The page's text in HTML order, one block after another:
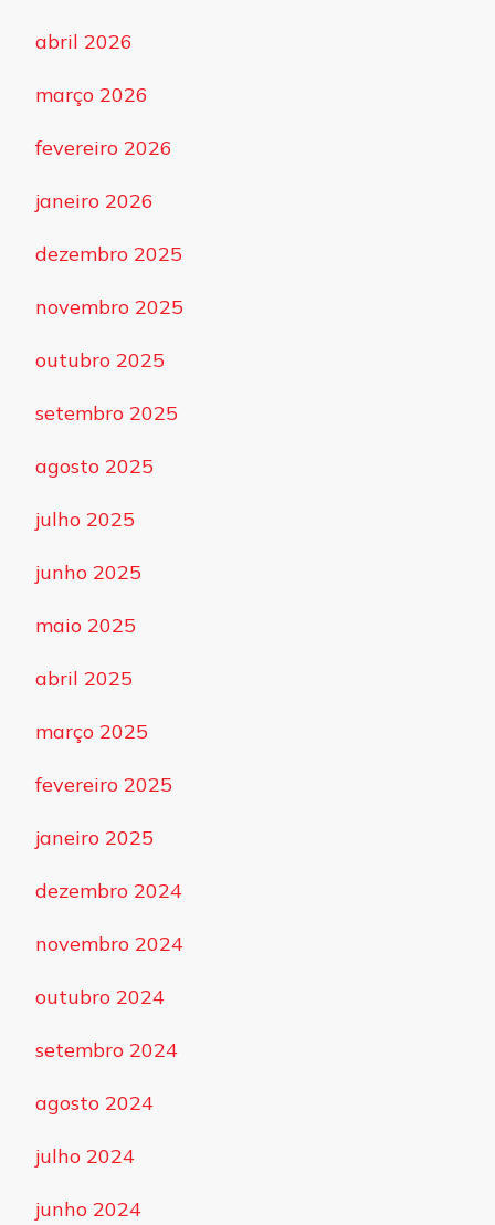
abril 2026
março 2026
fevereiro 2026
janeiro 2026
dezembro 2025
novembro 2025
outubro 2025
setembro 2025
agosto 2025
julho 2025
junho 2025
maio 2025
abril 2025
março 2025
fevereiro 2025
janeiro 2025
dezembro 2024
novembro 2024
outubro 2024
setembro 2024
agosto 2024
julho 2024
junho 2024